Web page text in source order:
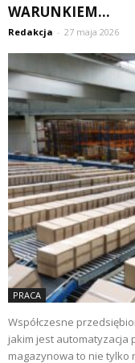
WARUNKIEM...
Redakcja - 27 maja 2026
PRACA
Współczesne
jakim jest automatyzacja
magazynowa to nie tylko